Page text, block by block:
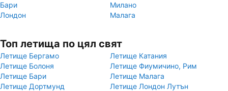
Бари
Милано
Лондон
Малага
Топ летища по цял свят
Летище Бергамо
Летище Катания
Летище Болоня
Летище Фиумичино, Рим
Летище Бари
Летище Малага
Летище Дортмунд
Летище Лондон Лутън